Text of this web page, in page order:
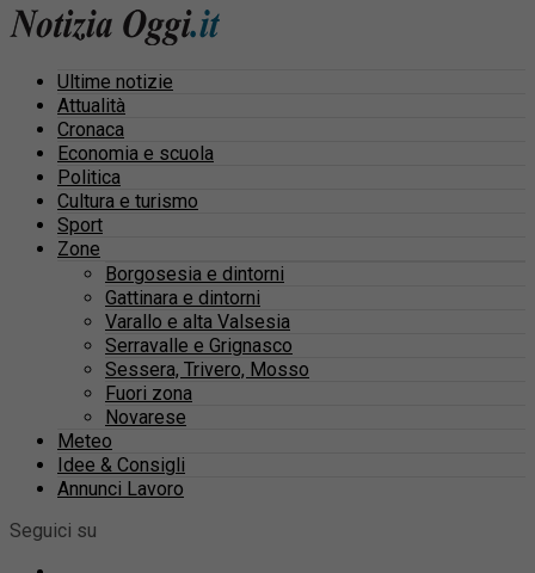
Ultime notizie
Attualità
Cronaca
Economia e scuola
Politica
Cultura e turismo
Sport
Zone
Borgosesia e dintorni
Gattinara e dintorni
Varallo e alta Valsesia
Serravalle e Grignasco
Sessera, Trivero, Mosso
Fuori zona
Novarese
Meteo
Idee & Consigli
Annunci Lavoro
Seguici su